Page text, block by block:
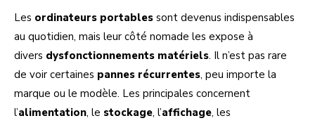
Les ordinateurs portables sont devenus indispensables
au quotidien, mais leur côté nomade les expose à
divers dysfonctionnements matériels. Il n’est pas rare
de voir certaines pannes récurrentes, peu importe la
marque ou le modèle. Les principales concernent
l’alimentation, le stockage, l’affichage, les